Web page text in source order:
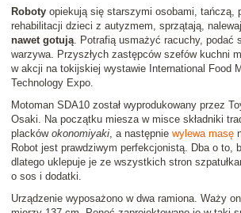
Roboty opiekują się starszymi osobami, tańczą,
rehabilitacji dzieci z autyzmem, sprzątają,
nawet gotują. Potrafią usmażyć racuchy, podać
warzywa. Przyszłych zastępców szefów kuchni
w akcji na tokijskiej wystawie International Food
Technology Expo.
Motoman SDA10 został wyprodukowany przez
Osaki. Na początku miesza w misce składniki
placków okonomiyaki, a następnie wylewa masę
Robot jest prawdziwym perfekcjonistą. Dba o to,
dlatego uklepuje je ze wszystkich stron
o sos i dodatki.
Urządzenie wyposażono w dwa ramiona. Waży